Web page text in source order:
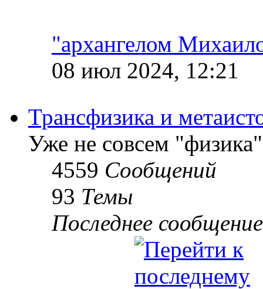
"архангелом
08 июл 2024, 12:21
Трансфизика и
Уже не совсем
4559 Сообщений
93 Темы
Последнее сообщение